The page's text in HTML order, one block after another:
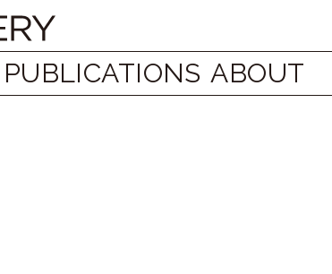
PUBLICATIONS ABOUT